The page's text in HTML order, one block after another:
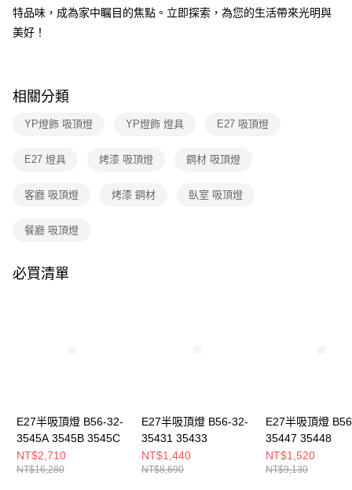
AFTEE先享後付是「在收到商品之後才付款」的支付方式。 讓您購物簡單
便利好安心！
１．簡單：不需註冊會員、不需綁卡、不需儲值。
【「AFTEE先享後付」結帳流程】
１．於結帳方式選擇「AFTEE先享後付」後，將跳轉至「AFTEE先享後付」
結帳頁面，進行簡訊認證並確認金額後，即可完成結帳。
ATM／網路銀行／等多元方式進行付款，方視為交易完成。
購買商品的店家。未經商家同意取消之訂單仍視為有效，需透過AFTEE先享
是否繳費成功／繳費後需取消欲退款等相關疑問，請聯繫「AFTEE先享後付
【注意事項】
時審查核予不同之上限額度；若仍有額度不足之情形，本公司將視審查結果
５．嚴禁一人註冊多個帳號或使用他人資訊註冊。若發現惡意使用之情形，
恩沛科技股份有限公司將有權停止該用戶之使用額度並採取法律行動。
每筆NT$180，滿NT$5,000(含以上)免運費
特品味，成為家中瞩目的焦點。立即探索，為您的生活帶來光明與
美好！
相關分類
YP燈飾 吸頂燈 YP燈飾 燈具 E27 吸頂燈
E27 燈具 烤漆 吸頂燈 鋼材 吸頂燈
客廳 吸頂燈 烤漆 鋼材 臥室 吸頂燈
餐廳 吸頂燈
必買清單
E27半吸頂燈 B56-32-
3545A 3545B 3545C
NT$2,710
NT$16,280
E27半吸頂燈 B56-32-
35431 35433
NT$1,440
NT$8,690
E27半吸頂燈
35447 35448
NT$1,520
NT$9,130